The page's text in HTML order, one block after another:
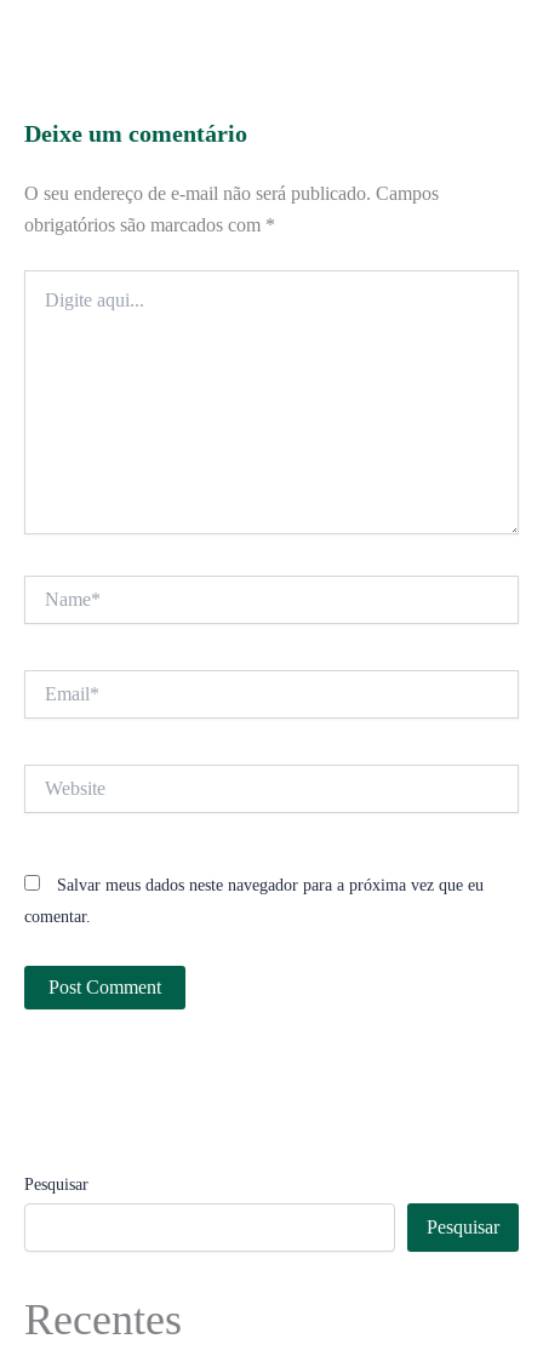
Deixe um comentário
O seu endereço de e-mail não será publicado. Campos
obrigatórios são marcados com *
aqui...
Salvar meus dados neste navegador para a próxima vez que eu
comentar.
Pesquisar
Pesquisar
Recentes